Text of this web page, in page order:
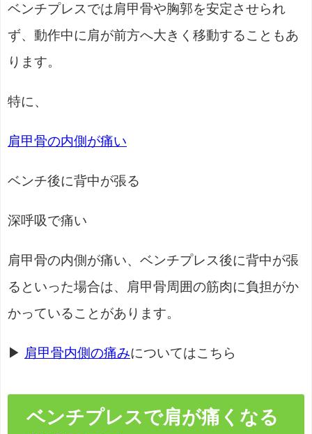
ベンチプレスでは肩甲骨や胸郭を安定させられ
ず、動作中に肩が前方へ大きく移動することもあ
ります。
特に、
肩甲骨の内側が痛い
ベンチ後に背中が張る
深呼吸で痛い
肩甲骨の内側が痛い、ベンチプレス後に背中が張
るといった場合は、肩甲骨周囲の筋肉に負担がか
かっていることがあります。
▶ 肩甲骨内側の痛みについてはこちら
ベンチプレスで肩が痛くなる